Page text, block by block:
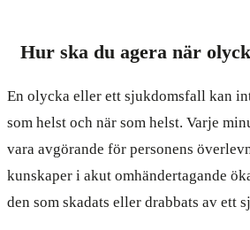
Hur ska du agera när
En olycka eller ett sjukdomsfall kan
som helst och när som helst. Varje
vara avgörande för personens
kunskaper i akut omhändertagande
den som skadats eller drabbats av ett